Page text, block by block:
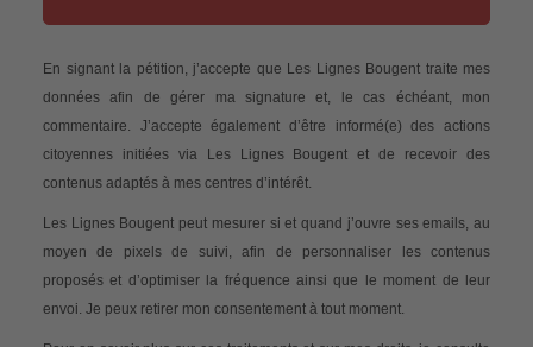
En signant la pétition, j’accepte que Les Lignes Bougent traite mes
données afin de gérer ma signature et, le cas échéant, mon
commentaire. J’accepte également d’être informé(e) des actions
citoyennes initiées via Les Lignes Bougent et de recevoir des
contenus adaptés à mes centres d’intérêt.
Les Lignes Bougent peut mesurer si et quand j’ouvre ses emails, au
moyen de pixels de suivi, afin de personnaliser les contenus
proposés et d’optimiser la fréquence ainsi que le moment de leur
envoi. Je peux retirer mon consentement à tout moment.